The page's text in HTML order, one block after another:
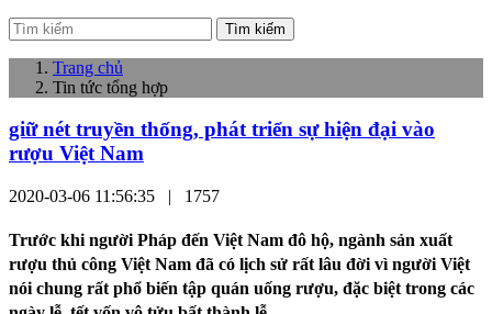
Tìm kiếm
Trang chủ
Tin tức tổng hợp
giữ nét truyền thống, phát triển sự hiện đại vào
rượu Việt Nam
2020-03-06 11:56:35 | 1757
Trước khi người Pháp đến Việt Nam đô hộ, ngành sản xuất
rượu thủ công Việt Nam đã có lịch sử rất lâu đời vì người Việt
nói chung rất phổ biến tập quán uống rượu, đặc biệt trong các